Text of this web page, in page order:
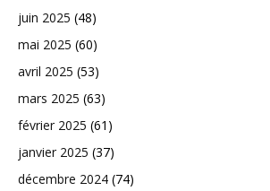
juin 2025 (48)
mai 2025 (60)
avril 2025 (53)
mars 2025 (63)
février 2025 (61)
janvier 2025 (37)
décembre 2024 (74)